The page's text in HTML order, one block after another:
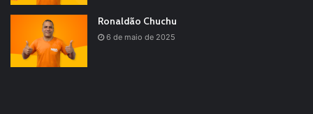
Ronaldão Chuchu
6 de maio de 2025